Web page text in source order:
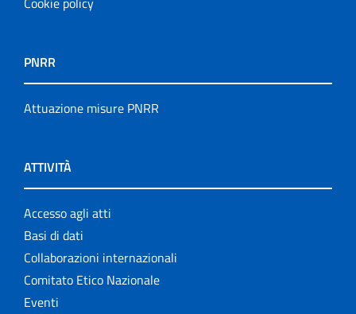
PNRR
Attuazione misure PNRR
ATTIVITÀ
Accesso agli atti
Basi di dati
Collaborazioni internazionali
Comitato Etico Nazionale
Eventi